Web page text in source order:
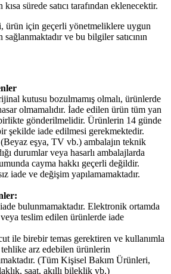
sürede satıcı tarafından eklenecektir.
için geçerli yönetmeliklere uygun
sağlanmaktadır ve bu bilgiler satıcının
kutusu bozulmamış olmalı, ürünlerde
olmamalıdır. İade edilen ürün tüm yan
gönderilmelidir. Ürünlerin 14 günde
şekilde iade edilmesi gerekmektedir.
eşya, TV vb.) ambalajın teknik
durumlar veya hasarlı ambalajlarda
cayma hakkı geçerli değildir.
iade ve değişim yapılamamaktadır.
bulunmamaktadır. Elektronik ortamda
teslim edilen ürünlerde iade
ile birebir temas gerektiren ve kullanımla
tehlike arz edebilen ürünlerin
(Tüm Kişisel Bakım Ürünleri,
saat, akıllı bileklik vb.)